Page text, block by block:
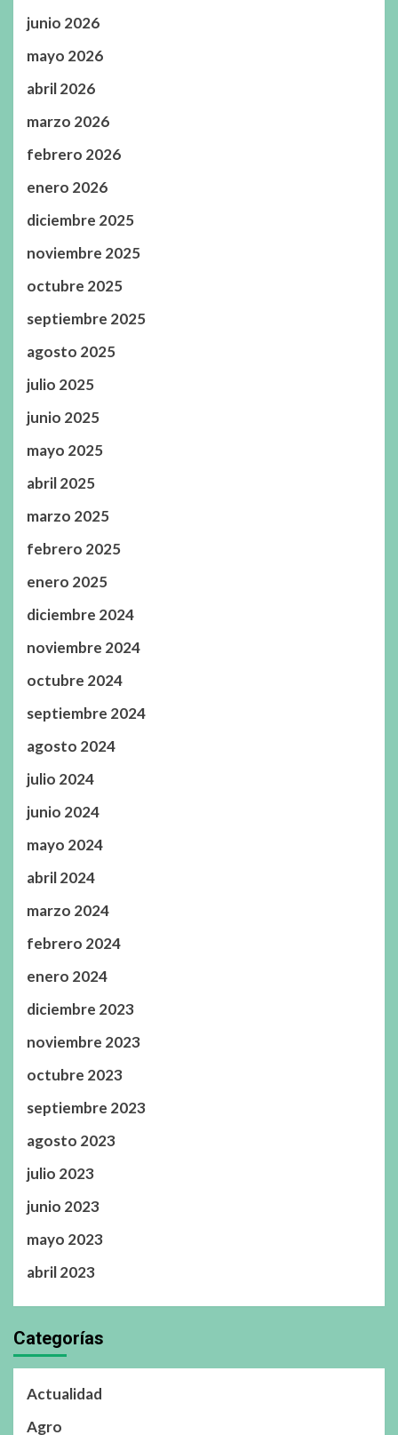
junio 2026
mayo 2026
abril 2026
marzo 2026
febrero 2026
enero 2026
diciembre 2025
noviembre 2025
octubre 2025
septiembre 2025
agosto 2025
julio 2025
junio 2025
mayo 2025
abril 2025
marzo 2025
febrero 2025
enero 2025
diciembre 2024
noviembre 2024
octubre 2024
septiembre 2024
agosto 2024
julio 2024
junio 2024
mayo 2024
abril 2024
marzo 2024
febrero 2024
enero 2024
diciembre 2023
noviembre 2023
octubre 2023
septiembre 2023
agosto 2023
julio 2023
junio 2023
mayo 2023
abril 2023
Categorías
Actualidad
Agro